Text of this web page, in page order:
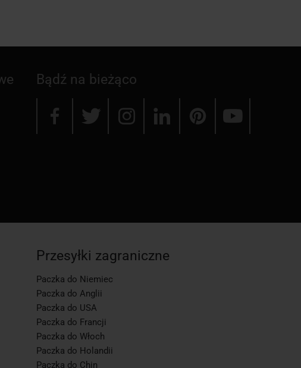
Bądź na bieżąco
Przesyłki zagraniczne
Paczka do Niemiec
Paczka do Anglii
Paczka do USA
Paczka do Francji
Paczka do Włoch
Paczka do Holandii
Paczka do Chin